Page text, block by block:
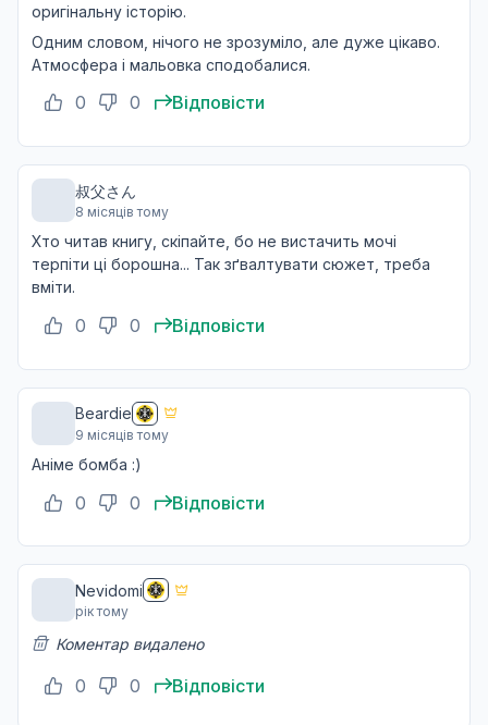
оригінальну історію.
Одним словом, нічого не зрозуміло, але дуже цікаво.
Атмосфера і мальовка сподобалися.
0 0 Відповісти
叔父さん
8 місяців тому
Хто читав книгу, скіпайте, бо не вистачить мочі
терпіти ці борошна... Так зґвалтувати сюжет, треба
вміти.
0 0 Відповісти
Beardie
9 місяців тому
Аніме бомба :)
0 0 Відповісти
Nevidomi
рік тому
Коментар видалено
0 0 Відповісти